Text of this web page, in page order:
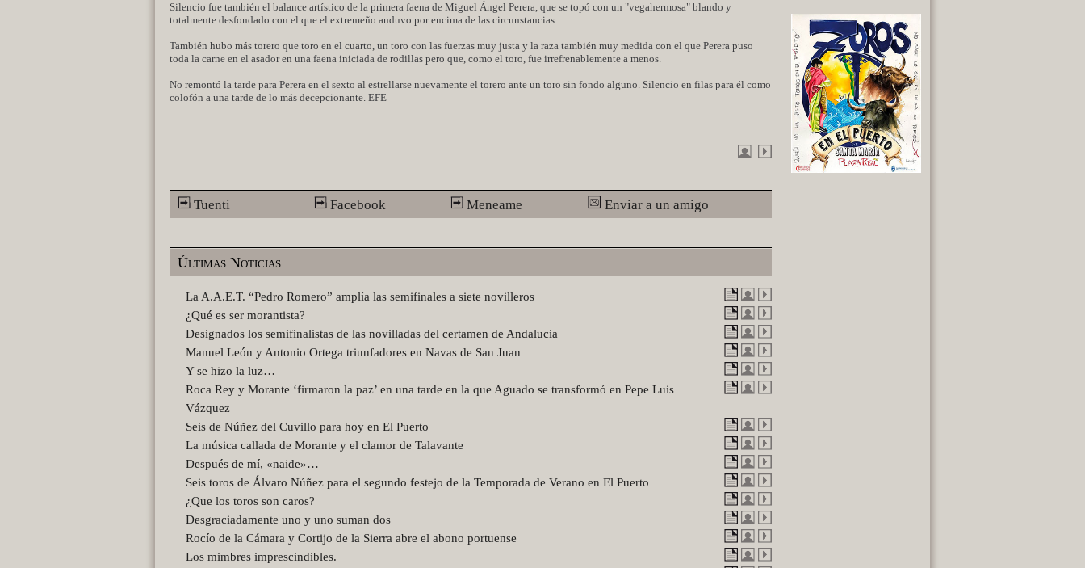
Silencio fue también el balance artístico de la primera faena de Miguel Ángel Perera, que se topó con un "vegahermosa" blando y
totalmente desfondado con el que el extremeño anduvo por encima de las circunstancias.
También hubo más torero que toro en el cuarto, un toro con las fuerzas muy justa y la raza también muy medida con el que Perera puso
toda la carne en el asador en una faena iniciada de rodillas pero que, como el toro, fue irrefrenablemente a menos.
No remontó la tarde para Perera en el sexto al estrellarse nuevamente el torero ante un toro sin fondo alguno. Silencio en filas para él como
colofón a una tarde de lo más decepcionante. EFE
Tuenti Facebook Meneame Enviar a un amigo
Últimas Noticias
La A.A.E.T. “Pedro Romero” amplía las semifinales a siete novilleros
¿Qué es ser morantista?
Designados los semifinalistas de las novilladas del certamen de Andalucia
Manuel León y Antonio Ortega triunfadores en Navas de San Juan
Y se hizo la luz…
Roca Rey y Morante ‘firmaron la paz’ en una tarde en la que Aguado se transformó en Pepe Luis
Vázquez
Seis de Núñez del Cuvillo para hoy en El Puerto
La música callada de Morante y el clamor de Talavante
Después de mí, «naide»…
Seis toros de Álvaro Núñez para el segundo festejo de la Temporada de Verano en El Puerto
¿Que los toros son caros?
Desgraciadamente uno y uno suman dos
Rocío de la Cámara y Cortijo de la Sierra abre el abono portuense
Los mimbres imprescindibles.